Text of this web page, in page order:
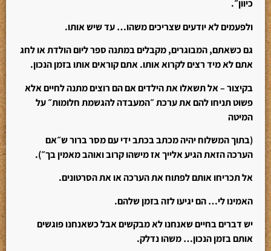
כיוון״.
ולפעמים לא יודעים שצריכים משהו… עד שיש אותו.
גם כשאתם, המבוגרים, מקבלים במתנה ספר ליום הולדת או לחג
אתם לא מיד רצים לקרוא אותו. אתם קוראים אותו בזמן הנכון.
בקיצור – אל תשאלו את הילדים אם הם רוצים מתנה לחיים אלא
פשוט תניחו להם את ערכת ״המעבדה להגשמת חלומות״ על
המיטה
(בתוך המשלוח יהיה מכתב בכתב ידי עם מסר ברור ש״אם
הערכה הזאת הגיע אלייך אז מישהו קרוב ואוהב מאמין בך״).
אל תכריחו אותם לפתוח את הערכה או את הסרטונים.
האמינו לי… הם יגיעו לזה בזמן שלהם.
יש דברים בחיים שאנחנו לא מבקשים אבל כשאנחנו פוגשים
אותם בזמן הנכון… משהו נדלק.